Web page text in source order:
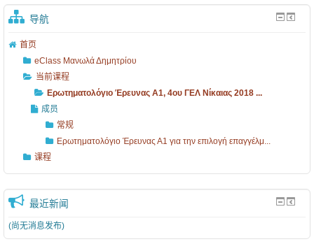
导航
首页
eClass Μανωλά Δημητρίου
当前课程
Ερωτηματολόγιο Έρευνας Α1, 4ου ΓΕΛ Νίκαιας 2018 ...
成员
常规
Ερωτηματολόγιο Έρευνας Α1 για την επιλογή επαγγέλμ...
课程
最近新闻
(尚无消息发布)